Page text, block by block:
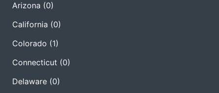
Arizona (0)
California (0)
Colorado (1)
Connecticut (0)
Delaware (0)